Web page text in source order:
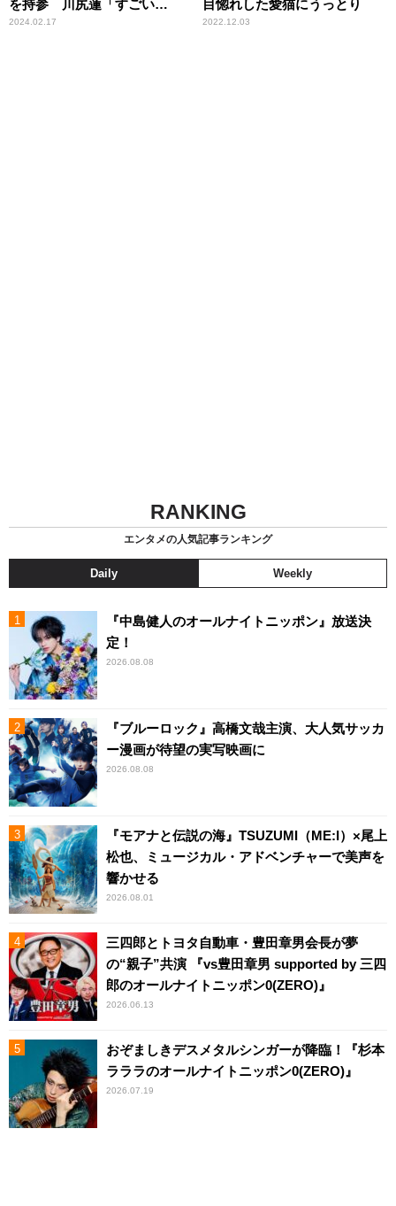
を持参 川尻蓮「すごい
わ……」
2024.02.17
目惚れした愛猫にうっとり
2022.12.03
RANKING
エンタメの人気記事ランキング
Daily Weekly
『中島健人のオールナイトニッポン』放送決
定！
2026.08.08
『ブルーロック』高橋文哉主演、大人気サッカ
ー漫画が待望の実写映画に
2026.08.08
『モアナと伝説の海』TSUZUMI（ME:I）×尾上
松也、ミュージカル・アドベンチャーで美声を
響かせる
2026.08.01
三四郎とトヨタ自動車・豊田章男会長が夢
の“親子”共演 『vs豊田章男 supported by 三四
郎のオールナイトニッポン0(ZERO)』
2026.06.13
おぞましきデスメタルシンガーが降臨！『杉本
ラララのオールナイトニッポン0(ZERO)』
2026.07.19